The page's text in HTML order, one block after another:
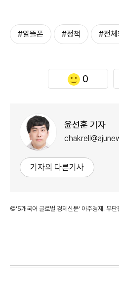
#알뜰폰 #정책 #전체
0
윤선훈 기자
기자의 다른기사
©'5개국어 글로벌 경제신문' 아주경제. 무단